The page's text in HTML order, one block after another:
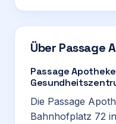
Über Passage
Passage
Die Passage
Bahnhofplatz 72 in